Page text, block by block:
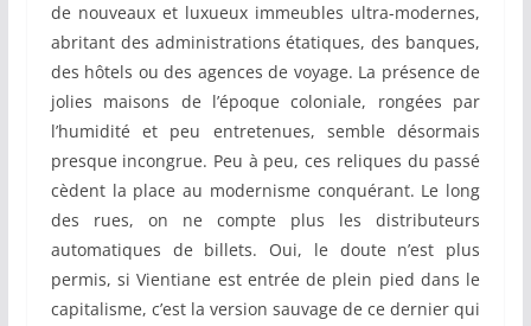
de nouveaux et luxueux immeubles ultra-modernes,
abritant des administrations étatiques, des banques,
des hôtels ou des agences de voyage. La présence de
jolies maisons de l’époque coloniale, rongées par
l’humidité et peu entretenues, semble désormais
presque incongrue. Peu à peu, ces reliques du passé
cèdent la place au modernisme conquérant. Le long
des rues, on ne compte plus les distributeurs
automatiques de billets. Oui, le doute n’est plus
permis, si Vientiane est entrée de plein pied dans le
capitalisme, c’est la version sauvage de ce dernier qui